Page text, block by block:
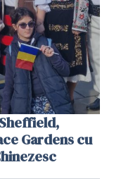
Gardens cu